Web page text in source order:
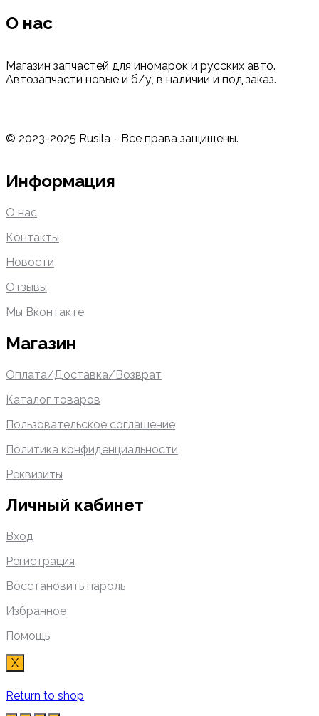
О нас
Магазин запчастей для иномарок и русских авто.
Автозапчасти новые и б/у, в наличии и под заказ.
© 2023-2025 Rusila - Все права защищены.
Информация
О нас
Контакты
Новости
Отзывы
Мы Вконтакте
Магазин
Оплата/Доставка/Возврат
Каталог товаров
Пользовательское соглашение
Политика конфиденциальности
Реквизиты
Личный кабинет
Вход
Регистрация
Восстановить пароль
Избранное
Помощь
X
Return to shop